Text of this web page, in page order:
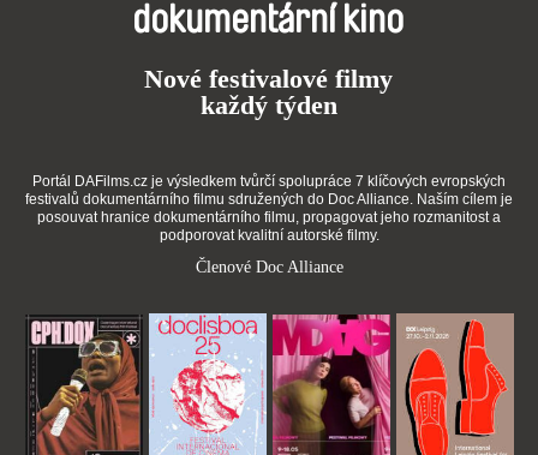
dokumentární kino
Nové festivalové filmy
každý týden
Portál DAFilms.cz je výsledkem tvůrčí spolupráce 7 klíčových evropských
festivalů dokumentárního filmu sdružených do Doc Alliance. Naším cílem je
posouvat hranice dokumentárního filmu, propagovat jeho rozmanitost a
podporovat kvalitní autorské filmy.
Členové Doc Alliance